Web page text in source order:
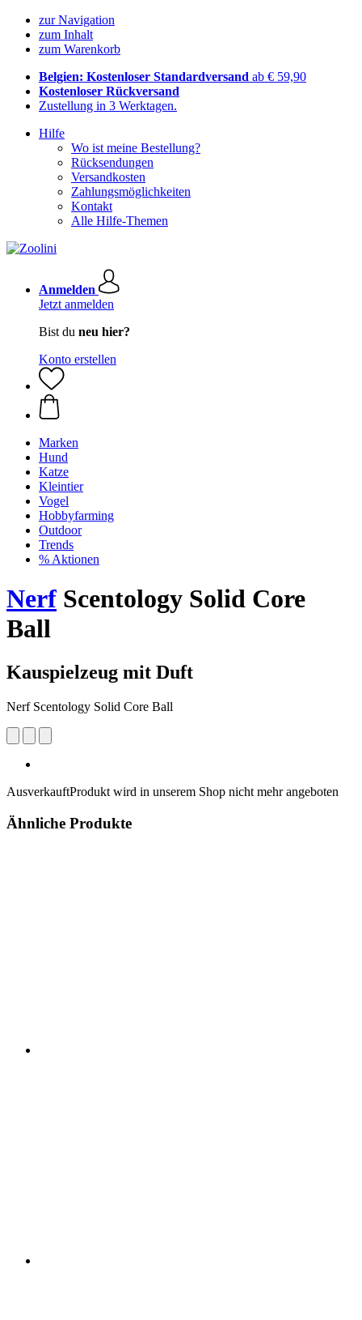
zur Navigation
zum Inhalt
zum Warenkorb
Belgien: Kostenloser Standardversand ab € 59,90
Kostenloser Rückversand
Zustellung in 3 Werktagen.
Hilfe
Wo ist meine Bestellung?
Rücksendungen
Versandkosten
Zahlungsmöglichkeiten
Kontakt
Alle Hilfe-Themen
Anmelden
Jetzt anmelden
Bist du neu hier?
Konto erstellen
Marken
Hund
Katze
Kleintier
Vogel
Hobbyfarming
Outdoor
Trends
% Aktionen
Nerf Scentology Solid Core
Ball
Kauspielzeug mit Duft
Nerf Scentology Solid Core Ball
AusverkauftProdukt wird in unserem Shop nicht mehr angeboten
Ähnliche Produkte